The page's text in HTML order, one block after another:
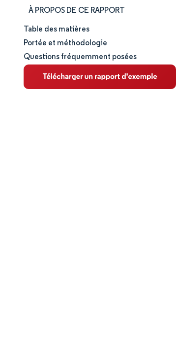
À PROPOS DE CE RAPPORT
Taille et part de marché
Analyse du marché
Tendances et perspectives
Table des matières
Portée et méthodologie
Questions fréquemment posées